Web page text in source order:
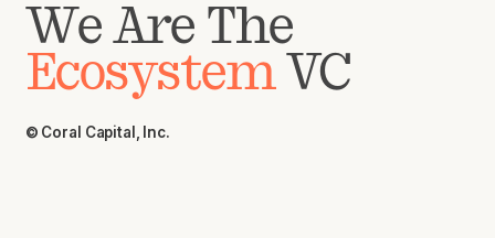
We Are The
EcosystemVC
© Coral Capital, Inc.